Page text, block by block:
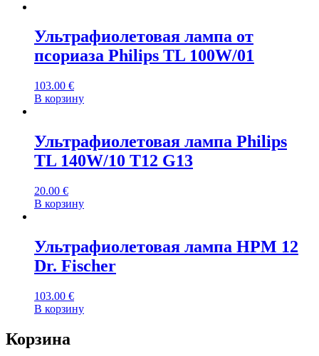
Ультрафиолетовая лампа от
псориаза Philips TL 100W/01
103.00 €
В корзину
Ультрафиолетовая лампа Philips
TL 140W/10 T12 G13
20.00 €
В корзину
Ультрафиолетовая лампа HPM 12
Dr. Fischer
103.00 €
В корзину
Корзина